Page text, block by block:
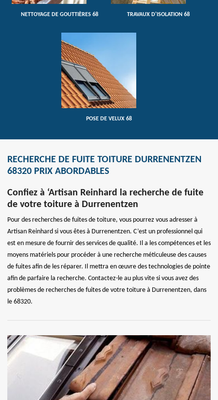
NETTOYAGE DE GOUTTIÈRES 68 TRAVAUX D'ISOLATION 68
POSE DE VELUX 68
RECHERCHE DE FUITE TOITURE DURRENENTZEN
68320 PRIX ABORDABLES
Confiez à ‘Artisan Reinhard la recherche de fuite
de votre toiture à Durrenentzen
Pour des recherches de fuites de toiture, vous pourrez vous adresser à
Artisan Reinhard si vous êtes à Durrenentzen. C’est un professionnel qui
est en mesure de fournir des services de qualité. Il a les compétences et les
moyens matériels pour procéder à une recherche méticuleuse des causes
de fuites afin de les réparer. Il mettra en œuvre des technologies de pointe
afin de parfaire la recherche. Contactez-le au plus vite si vous avez des
problèmes de recherches de fuites de votre toiture à Durrenentzen, dans
le 68320.